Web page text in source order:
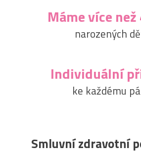
Máme více
narozených
Individuální
ke každému
Smluvní zdravotní